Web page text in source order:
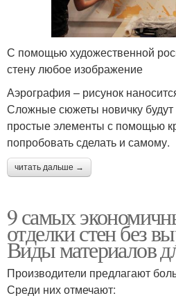
С помощью художественной
стену любое изображение
Аэрография – рисунок
Сложные сюжеты новичку будут
простые элементы с помощью
попробовать сделать и самому.
читать дальше →
9 самых
отделки стен без
Виды материалов
Производители предлагают
Среди них отмечают: